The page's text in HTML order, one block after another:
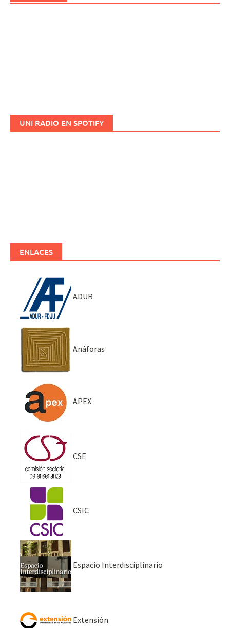
UNI RADIO EN SPOTIFY
ENLACES
ADUR
Anáforas
APEX
CSE
CSIC
Espacio Interdisciplinario
Extensión